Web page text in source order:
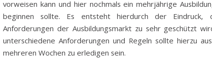
vorweisen kann und hier nochmals ein mehrjährige
beginnen sollte. Es entsteht hierdurch der Eindruck,
Anforderungen der Ausbildungsmarkt zu sehr geschützt
unterschiedene Anforderungen und Regeln sollte hierzu
mehreren Wochen zu erledigen sein.